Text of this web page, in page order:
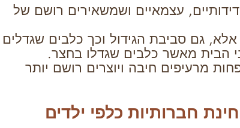
עצמאיים ושמשאירים רושם של
גם סביבת הגידול וכך כלבים שגדלים
הבית מאשר כלבים שגדלו בחצר.
מרעיפים חיבה ויוצרים רושם יותר
חברותיות כלפי ילדים